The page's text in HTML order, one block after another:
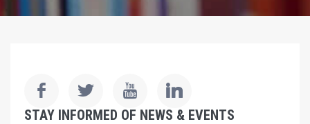
STAY INFORMED OF NEWS & EVENTS